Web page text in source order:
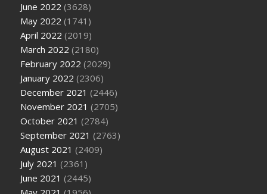
June 2022 (3628)
May 2022 (1741)
April 2022 (2019)
March 2022 (2180)
February 2022 (2029)
January 2022 (2306)
December 2021 (2446)
November 2021 (2705)
October 2021 (2784)
September 2021 (2763)
August 2021 (2409)
July 2021 (2361)
June 2021 (2445)